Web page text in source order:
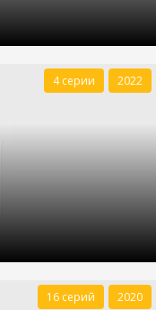
4 серии 2022
16 серий 2020